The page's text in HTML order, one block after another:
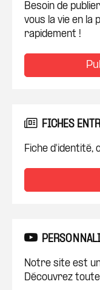
Besoin de
vous la vie en la
rapidement !
FICHES
Fiche d'identité,
Notre site est
Découvrez